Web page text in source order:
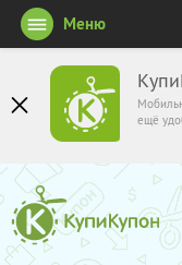
ещё
Меню